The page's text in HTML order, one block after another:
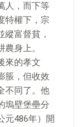
人，而下等
特權下，宗
縱富督貧，
身上。
來的孝文
脹，但收效
不同了。他
塢壁堡壘分
元486年）開